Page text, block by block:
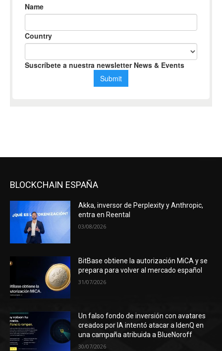
BLOCKCHAIN ESPAÑA
Akka, inversor de Perplexity y Anthropic,
entra en Reental
03/08/2026
BitBase obtiene la autorización MiCA y se
prepara para volver al mercado español
31/07/2026
Un falso fondo de inversión con avatares
creados por IA intentó atacar a IdenQ en
una campaña atribuida a BlueNoroff
30/07/2026